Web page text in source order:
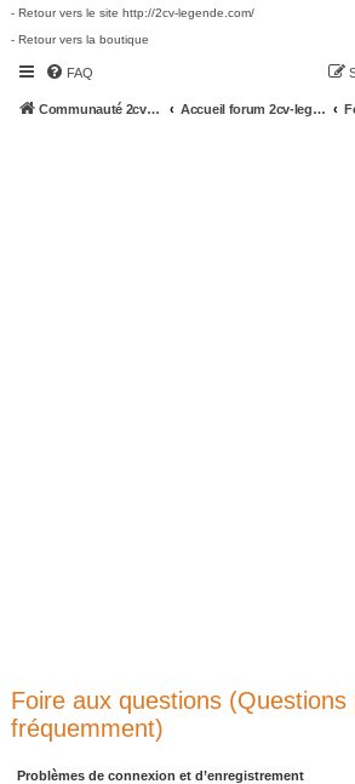
- Retour vers le site http://2cv-legende.com/
- Retour vers la boutique
FAQ
Communauté 2cv-legende.com Accueil forum 2cv-legende.com
Foire aux questions (Questions
fréquemment)
Problèmes de connexion et d’enregistrement